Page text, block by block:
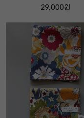
29,000원